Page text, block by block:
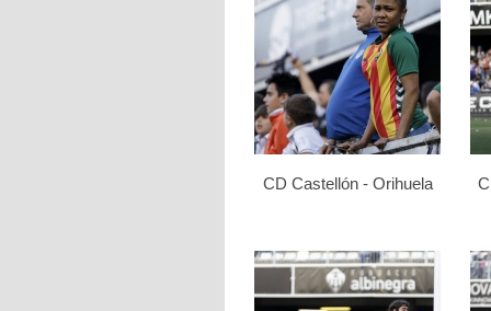
CD Castellón - Orihuela